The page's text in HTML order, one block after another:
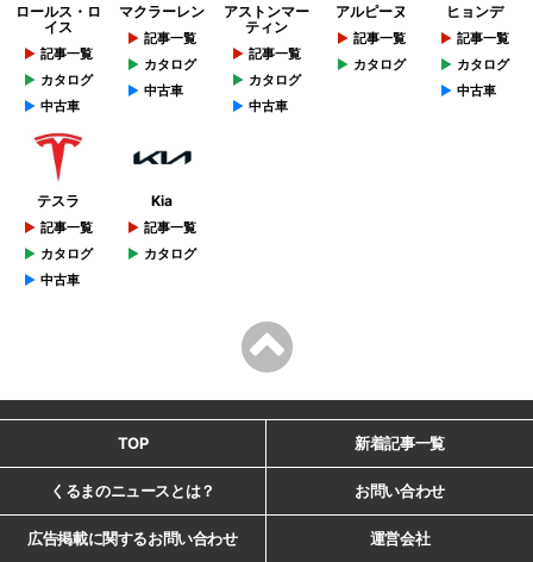
ロールス・ロ
イス
記事一覧
カタログ
中古車
マクラーレン
記事一覧
カタログ
中古車
アストンマー
ティン
記事一覧
カタログ
中古車
アルピーヌ
記事一覧
カタログ
ヒョンデ
記事一覧
カタログ
中古車
テスラ
記事一覧
カタログ
中古車
Kia
記事一覧
カタログ
TOP 新着記事一覧
くるまのニュースとは？ お問い合わせ
広告掲載に関するお問い合わせ 運営会社